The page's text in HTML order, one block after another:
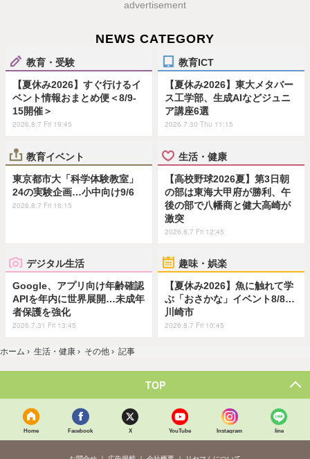
advertisement
NEWS CATEGORY
教育・受験
【夏休み2026】すぐ行けるイ
ベント情報おまとめ便＜8/9-
15開催＞
2026.8.7 Fri 19:45
教育ICT
【夏休み2026】東大メタバー
ス工学部、生成AIなどジュニ
ア講座6選
2026.7.30 Thu 11:15
教育イベント
東京都市大「科学体験教室」
24の実験企画…小中向け9/6
2026.8.7 Fri 18:15
生活・健康
【高校野球2026夏】第3日朝
の部は東海大甲府が勝利、午
後の部で八幡商と健大高崎が
激突
2026.8.7 Fri 12:45
デジタル生活
Google、アプリ向け年齢確認
APIを年内に世界展開…未成年
者保護を強化
2026.7.31 Fri 13:45
趣味・娯楽
【夏休み2026】魚に触れて学
ぶ「おさかな」イベント8/8…
川崎市
2026.8.7 Fri 10:45
ホーム › 生活・健康 › その他 › 記事
TOP
Home Facebook X YouTube Instagram line